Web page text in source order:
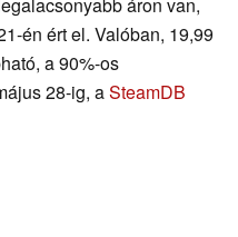
áron van,
én ért el. Valóban, 19,99
a 90%-os
28-ig, aSteamDB